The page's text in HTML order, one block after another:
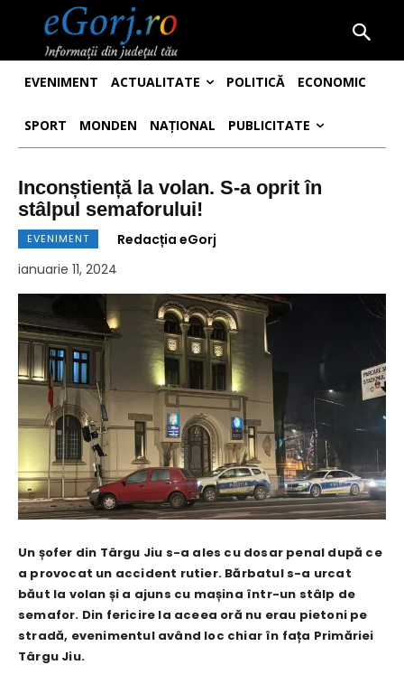
EVENIMENT ACTUALITATE POLITICĂ ECONOMIC
SPORT MONDEN NAȚIONAL PUBLICITATE
Inconștiență la volan. S-a oprit în
stâlpul semaforului!
EVENIMENT
Redacția eGorj
ianuarie 11, 2024
Un șofer din Târgu Jiu s-a ales cu dosar penal după ce
a provocat un accident rutier. Bărbatul s-a urcat
băut la volan și a ajuns cu mașina într-un stâlp de
semafor. Din fericire la aceea oră nu erau pietoni pe
stradă, evenimentul având loc chiar în fața Primăriei
Târgu Jiu.